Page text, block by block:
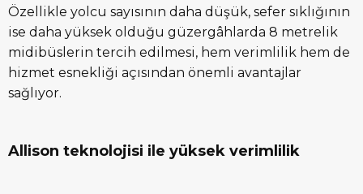
Özellikle yolcu sayısının daha düşük, sefer sıklığının
ise daha yüksek olduğu güzergâhlarda 8 metrelik
midibüslerin tercih edilmesi, hem verimlilik hem de
hizmet esnekliği açısından önemli avantajlar
sağlıyor.
Allison teknolojisi ile yüksek verimlilik